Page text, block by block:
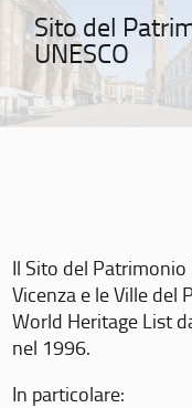
Sito del
UNESCO
Il Sito del Patrimonio
Vicenza e le Ville del
World Heritage List
nel 1996.
In particolare: